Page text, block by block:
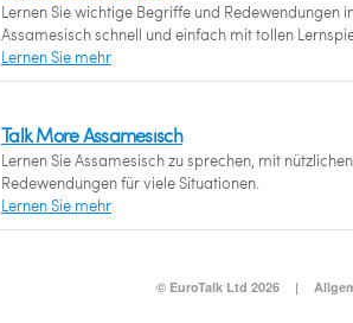
Lernen Sie wichtige Begriffe und Redewendungen
Assamesisch schnell und einfach mit tollen
Lernen Sie mehr
Talk More Assamesisch
Lernen Sie Assamesisch zu sprechen, mit nützlichen
Redewendungen für viele Situationen.
Lernen Sie mehr
© EuroTalk Ltd 2026 |